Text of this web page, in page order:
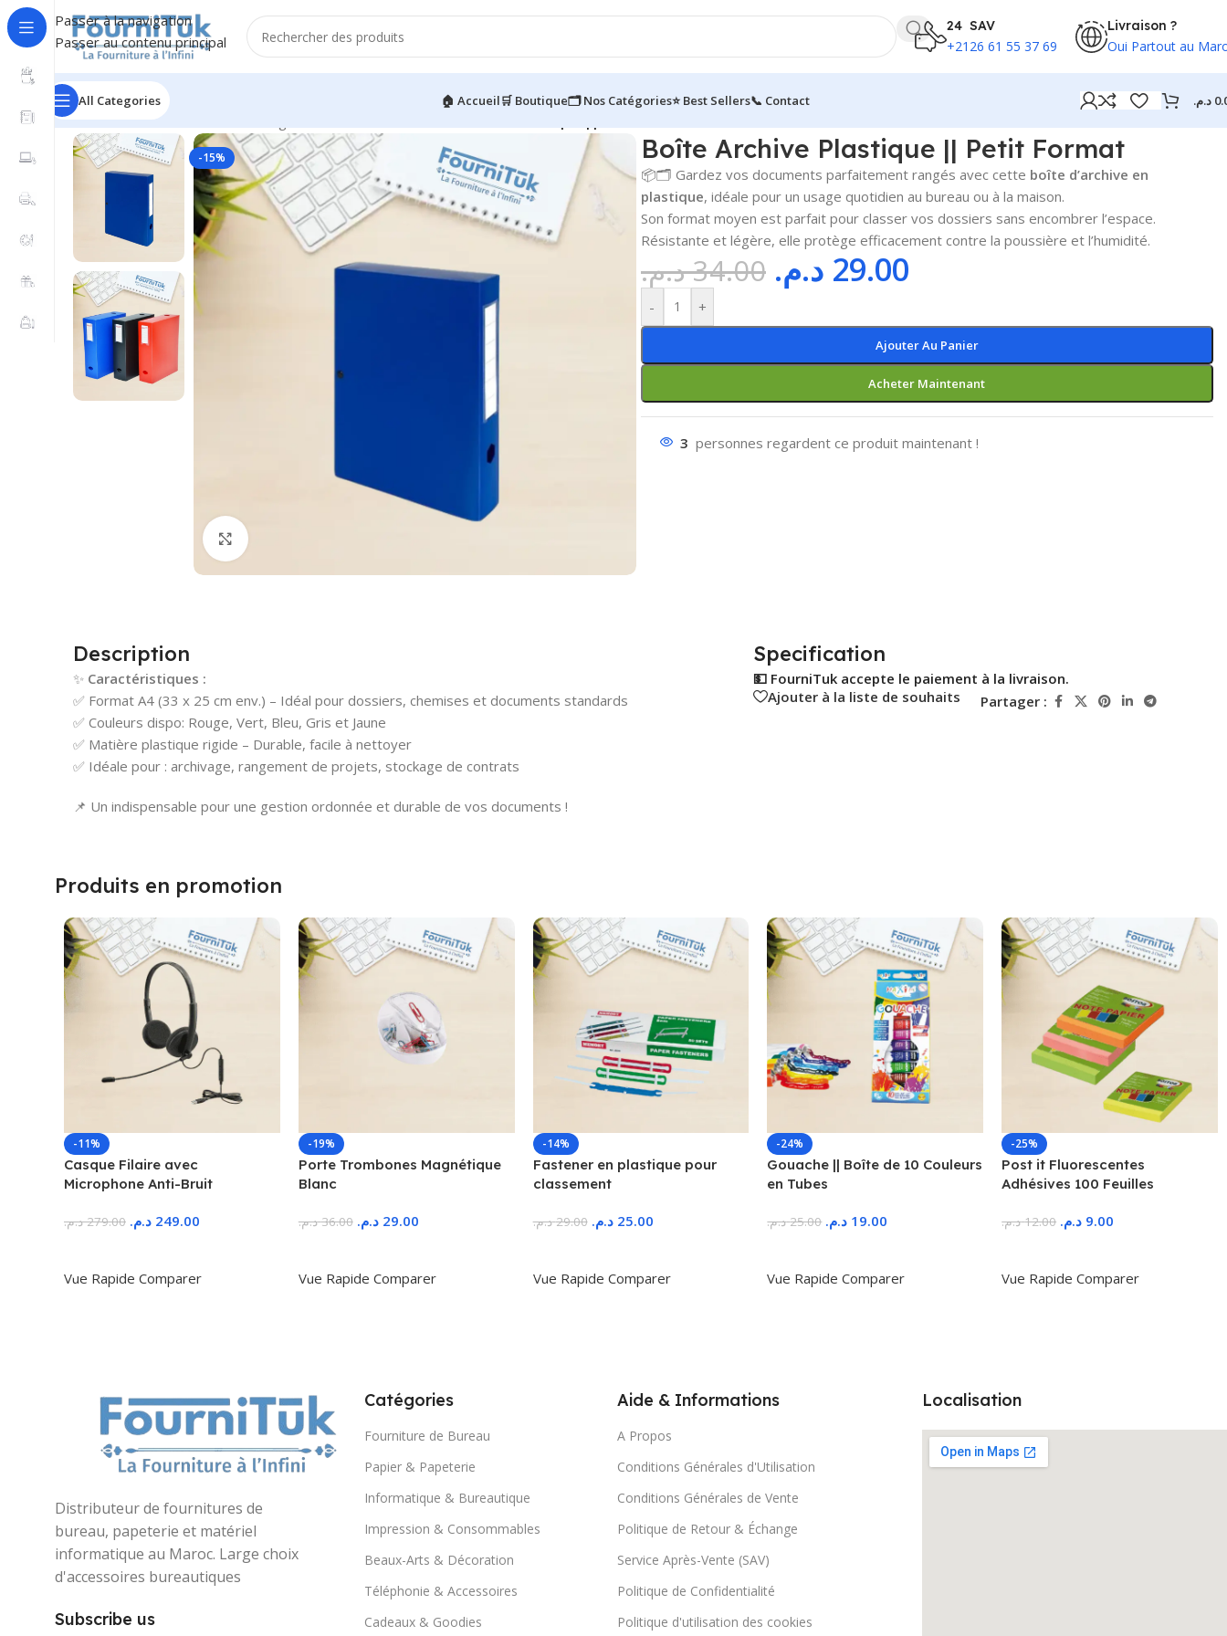
Passer à la navigation
Passer au contenu principal
24 SAV
+2126 61 55 37 69
Livraison ?
Oui Partout au
All Categories 🏠 Accueil🛒 Boutique🗂️ Nos Catégories⭐ Best Sellers📞 Contact د.م.
Accueil/Fourniture de Bureau
-15% Boîte Archive Plastique || Petit Format
📦🗂️ Gardez vos documents parfaitement rangés avec cette boîte d’archive en
plastique, idéale pour un usage quotidien au bureau ou à la maison.
Son format moyen est parfait pour classer vos dossiers sans encombrer l’espace.
Résistante et légère, elle protège efficacement contre la poussière et l’humidité.
34.00د.م. 29.00 د.م.
- +
Ajouter Au Panier
Acheter Maintenant
3 personnes regardent ce produit maintenant !
Description
✨ Caractéristiques :
✅ Format A4 (33 x 25 cm env.) – Idéal pour dossiers, chemises et documents standards
✅ Couleurs dispo: Rouge, Vert, Bleu, Gris et Jaune
✅ Matière plastique rigide – Durable, facile à nettoyer
✅ Idéale pour : archivage, rangement de projets, stockage de contrats
📌 Un indispensable pour une gestion ordonnée et durable de vos documents !
Specification
💵 FourniTuk accepte le paiement à la livraison.
Ajouter à la liste de souhaits
Partager :
Produits en promotion
-11%
Casque Filaire avec
Microphone Anti-Bruit
279.00 د.م. 249.00 د.م.
Vue Rapide Comparer
-19%
Porte Trombones Magnétique
Blanc
36.00 د.م. 29.00 د.م.
Vue Rapide Comparer
-14%
Fastener en plastique pour
classement
29.00 د.م. 25.00 د.م.
Vue Rapide Comparer
-24%
Gouache || Boîte de 10 Couleurs
en Tubes
25.00 د.م. 19.00 د.م.
Vue Rapide Comparer
-25%
Post it Fluorescentes
Adhésives 100 Feuilles
12.00 د.م. 9.00 د.م.
Vue Rapide Comparer
Distributeur de fournitures de
bureau, papeterie et matériel
informatique au Maroc. Large choix
d'accessoires bureautiques
Subscribe us
Catégories
Fourniture de Bureau
Papier & Papeterie
Informatique & Bureautique
Impression & Consommables
Beaux-Arts & Décoration
Téléphonie & Accessoires
Cadeaux & Goodies
Aide & Informations
A Propos
Conditions Générales d'Utilisation
Conditions Générales de Vente
Politique de Retour & Échange
Service Après-Vente (SAV)
Politique de Confidentialité
Politique d'utilisation des cookies
Localisation